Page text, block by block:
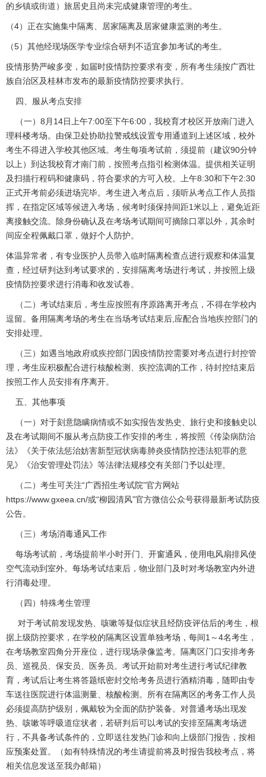
的乡镇或街道）旅居史且尚未完成健康管理的考生。
（4）正在实施集中隔离、居家隔离及居家健康监测的考生。
（5）其他经现场医学专业综合研判不适宜参加考试的考生。
疫情形势严峻多变，如届时疫情防控要求有变，所有考生须按广西壮
族自治区及桂林市发布的最新疫情防控要求执行。
四、服从考点安排
（一）8月14日上午7:00至下午6:00，我校育才校区开放南门进入
理科楼考场。由保卫处协助拉警戒线设置专用通道到上述区域，校外
考生不得进入学校其他区域。考生每项考试前，须提前（建议90分钟
以上）到达我校育才南门前，按照考点指引检测体温。提供相关证明
及扫描行程码和健康码，符合要求的方可入校。上午8:30和下午2:30
正式开考前必须进场完毕。考生进入考点后，须听从考点工作人员指
挥，在指定区域等候进入考场，候考时须保持间距1米以上，避免近距
离接触交流。除身份确认及在考场考试期间可摘除口罩以外，其余时
间应全程佩戴口罩，做好个人防护。
体温异常者，有专业医护人员带入临时隔离检查点进行观察和体温复
查，经过研判达到考试要求的，安排隔离考场进行考试，并按照上级
疫情防控要求进行消毒和收发试卷。
（二）考试结束后，考生应按照有序原路离开考点，不得在学校内
逗留。备用隔离考场的考生在当场考试结束后,应配合当地疾控部门的
安排处理。
（三）如遇当地政府或疾控部门因疫情防控需要对考点进行封控管
理，考生应积极配合进行核酸检测、疾控流调的工作，待封控结束后
按照工作人员安排有序离开。
五、其他事项
（一）对于刻意隐瞒病情或不如实报告发热史、旅行史和接触史以
及在考试期间不服从考点防疫工作安排的考生，将按照《传染病防治
法》《关于依法惩治妨害新型冠状病毒肺炎疫情防控违法犯罪的意
见》《治安管理处罚法》等法律法规移交有关部门予以处理。
（二）考生可关注“广西招生考试院”官方网站
https://www.gxeea.cn/或“柳园清风”官方微信公众号获得最新考试防疫
公告。
（三）考场消毒通风工作
每场考试前，考场提前半小时开门、开窗通风，使用电风扇排风使
空气流动到室外。每场考试结束后，物业部门及时对考场教室内外进
行消毒处理。
（四）特殊考生管理
对于考试前发现发热、咳嗽等疑似症状且经防疫评估后的考生，根
据上级防控要求，在学校的隔离区设置单独考场，每间1～4名考生，
在考场教室四角分开座位，进行现场录像监考。隔离区门口安排考务
员、巡视员、保安员、医务员。考试开始前对考生进行考试纪律教
育，考试后让考生将答题纸密封交给考务员进行酒精消毒，随即由专
车送往医院进行体温测量、核酸检测。所有在隔离区的考务工作人员
必须提高防护级别，佩戴较为全面的防护装备。对普通考场出现发
热、咳嗽等呼吸道症状者，若研判后可以考试的安排至隔离考场进
行，不具备考试条件的，立即送往发热门诊和向上级部门报告，按相
应预案处置。（如有特殊情况的考生请提前将及时报告我校考点，将
相关信息发送至我办邮箱）